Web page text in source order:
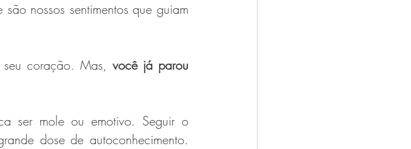
nossos sentimentos que guiam
seu coração. Mas, você já parou
ser mole ou emotivo. Seguir o
dose de autoconhecimento.